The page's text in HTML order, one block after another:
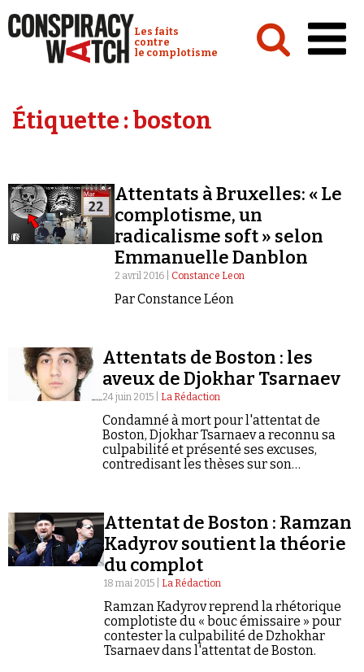
Conspiracy Watch :
Les faits
contre
le complotisme
Analyses
Vidéos
Émissions
Revues de presse
Newsletter
Demander à Vera
Étiquette :boston
Attentats à Bruxelles: « Le
complotisme, un
radicalisme soft » selon
Emmanuelle Danblon
2 avril 2016 | Constance Leon
Par Constance Léon
Attentats de Boston : les
aveux de Djokhar Tsarnaev
24 juin 2015 | La Rédaction
Condamné à mort pour l'attentat de
Boston, Djokhar Tsarnaev a reconnu sa
culpabilité et présenté ses excuses,
contredisant les thèses sur son
Attentat de Boston : Ramzan
Kadyrov soutient la théorie
du complot
18 mai 2015 | La Rédaction
Ramzan Kadyrov reprend la rhétorique
complotiste du « bouc émissaire » pour
contester la culpabilité de Dzhokhar
Tsarnaev dans l'attentat de Boston.